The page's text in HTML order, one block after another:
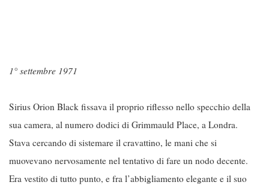
1° settembre 1971
Sirius Orion Black fissava il proprio riflesso nello specchio della
sua camera, al numero dodici di Grimmauld Place, a Londra.
Stava cercando di sistemare il cravattino, le mani che si
muovevano nervosamente nel tentativo di fare un nodo decente.
Era vestito di tutto punto, e fra l’abbigliamento elegante e il suo